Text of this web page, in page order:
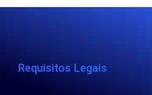
Requisitos Legais